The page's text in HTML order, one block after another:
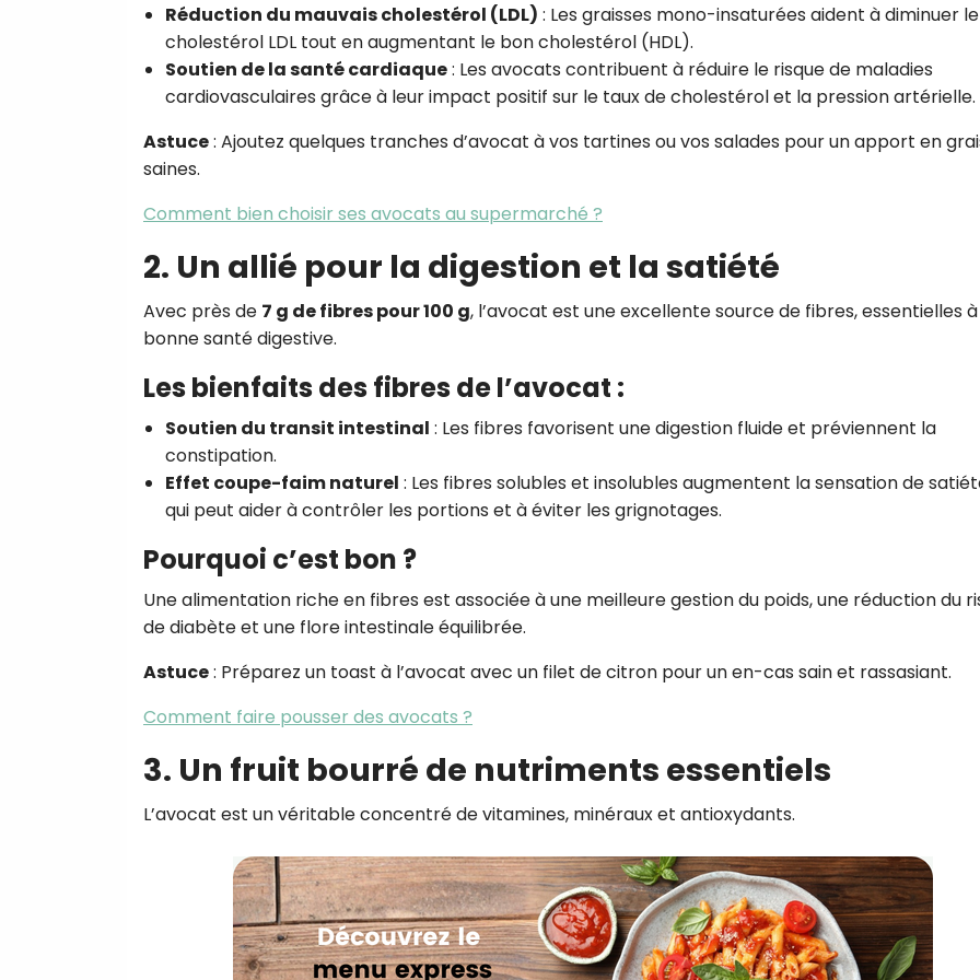
Réduction du mauvais cholestérol (LDL) : Les graisses mono-insaturées aident à diminuer le
cholestérol LDL tout en augmentant le bon cholestérol (HDL).
Soutien de la santé cardiaque: Les avocats contribuent à réduire le risque de maladies
cardiovasculaires grâce à leur impact positif sur le taux de cholestérol et la pression artérielle.
Astuce: Ajoutez quelques tranches d’avocat à vos tartines ou vos salades pour un apport en
saines.
Comment bien choisir ses avocats au supermarché ?
2. Un allié pour la digestion et la satiété
Avec près de 7 g de fibres pour 100 g, l’avocat est une excellente source de fibres, essentielles
bonne santé digestive.
Les bienfaits des fibres de l’avocat :
Soutien du transit intestinal : Les fibres favorisent une digestion fluide et préviennent la
constipation.
Effet coupe-faim naturel : Les fibres solubles et insolubles augmentent la sensation de
qui peut aider à contrôler les portions et à éviter les grignotages.
Pourquoi c’est bon ?
Une alimentation riche en fibres est associée à une meilleure gestion du poids, une réduction du
de diabète et une flore intestinale équilibrée.
Astuce: Préparez un toast à l’avocat avec un filet de citron pour un en-cas sain et rassasiant.
Comment faire pousser des avocats ?
3. Un fruit bourré de nutriments essentiels
L’avocat est un véritable concentré de vitamines, minéraux et antioxydants.